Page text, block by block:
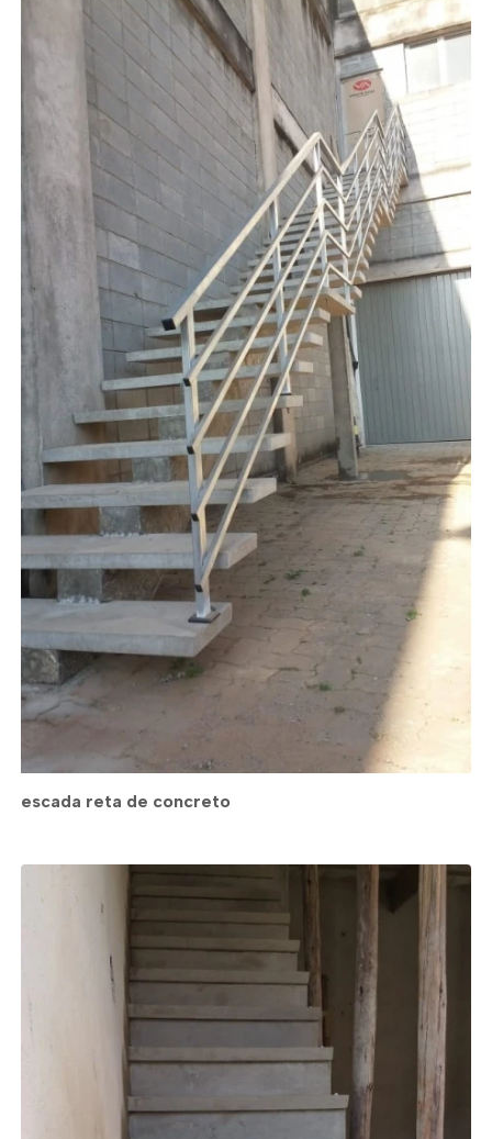
escada reta de concreto